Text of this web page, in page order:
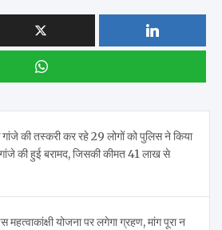
की तस्करी कर रहे 29 लोगों को पुलिस ने किया
की हुई बरामद, जिसकी कीमत 41 लाख से
योजना पर लगेगा ग्रहण, मांग पूरा न